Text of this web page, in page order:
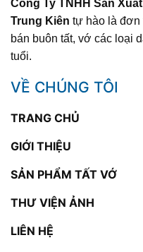
Công Ty TNHH Sản
Trung Kiên tự hào là đơn
bán buôn tất, vớ các loại
tuổi.
VỀ CHÚNG TÔI
TRANG CHỦ
GIỚI THIỆU
SẢN PHẨM TẤT VỚ
THƯ VIỆN ẢNH
LIÊN HỆ